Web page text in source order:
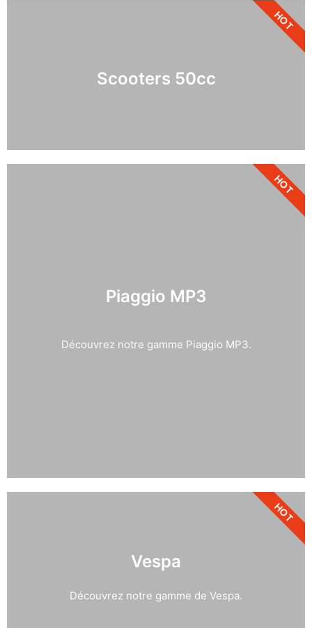
Scooters 50cc
HOT
Piaggio MP3
Découvrez notre gamme Piaggio MP3.
HOT
Vespa
Découvrez notre gamme de Vespa.
HOT